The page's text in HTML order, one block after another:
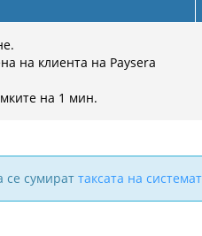
на клиента на Paysera
на 1 мин.
се сумират таксата на